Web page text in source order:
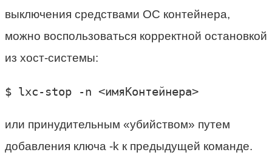
выключения средствами ОС контейнера,
можно воспользоваться корректной остановкой
из хост-системы:
$ lxc-stop -n <имяКонтейнера>
или принудительным «убийством» путем
добавления ключа -k к предыдущей команде.